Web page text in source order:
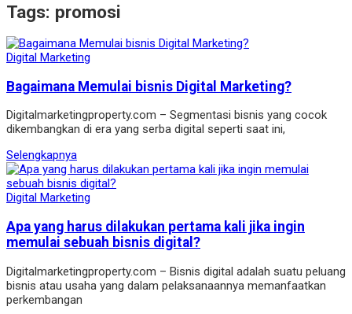
Tags: promosi
Digital Marketing
Bagaimana Memulai bisnis Digital Marketing?
Digitalmarketingproperty.com – Segmentasi bisnis yang cocok
dikembangkan di era yang serba digital seperti saat ini,
Selengkapnya
Digital Marketing
Apa yang harus dilakukan pertama kali jika ingin
memulai sebuah bisnis digital?
Digitalmarketingproperty.com – Bisnis digital adalah suatu peluang
bisnis atau usaha yang dalam pelaksanaannya memanfaatkan
perkembangan